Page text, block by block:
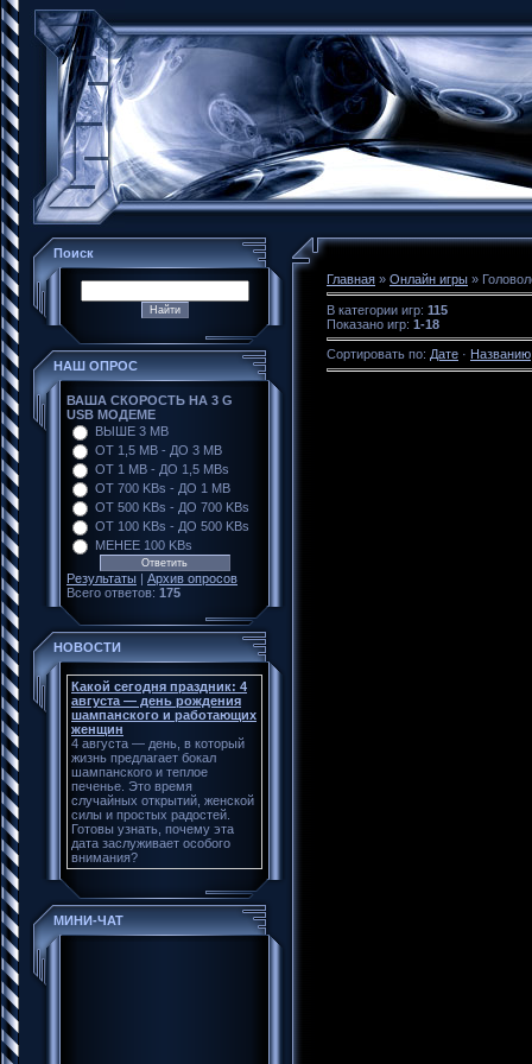
Поиск
НАШ ОПРОС
ВАША СКОРОСТЬ НА 3 G
USB МОДЕМЕ
ВЫШЕ 3 MB
ОТ 1,5 MB - ДО 3 MB
ОТ 1 MB - ДО 1,5 MBs
ОТ 700 KBs - ДО 1 MB
ОТ 500 KBs - ДО 700 KBs
ОТ 100 KBs - ДО 500 KBs
МЕНЕЕ 100 KBs
Результаты | Архив опросов
Всего ответов: 175
НОВОСТИ
Какой сегодня праздник: 4
августа — день рождения
шампанского и работающих
женщин
4 августа — день, в который
жизнь предлагает бокал
шампанского и теплое
печенье. Это время
случайных открытий, женской
силы и простых радостей.
Готовы узнать, почему эта
дата заслуживает особого
внимания?
МИНИ-ЧАТ
Главная » Онлайн игры »
В категории игр: 115
Показано игр: 1-18
Сортировать по: Дате · Названию